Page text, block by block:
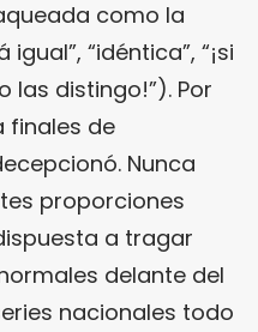
como la
“idéntica”, “¡si
las distingo!”). Por
finales de
Nunca
proporciones
a tragar
delante del
nacionales todo